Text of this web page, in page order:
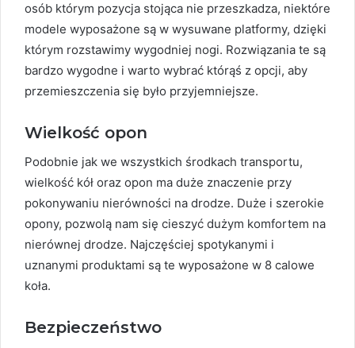
osób którym pozycja stojąca nie przeszkadza, niektóre
modele wyposażone są w wysuwane platformy, dzięki
którym rozstawimy wygodniej nogi. Rozwiązania te są
bardzo wygodne i warto wybrać którąś z opcji, aby
przemieszczenia się było przyjemniejsze.
Wielkość opon
Podobnie jak we wszystkich środkach transportu,
wielkość kół oraz opon ma duże znaczenie przy
pokonywaniu nierówności na drodze. Duże i szerokie
opony, pozwolą nam się cieszyć dużym komfortem na
nierównej drodze. Najczęściej spotykanymi i
uznanymi produktami są te wyposażone w 8 calowe
koła.
Bezpieczeństwo